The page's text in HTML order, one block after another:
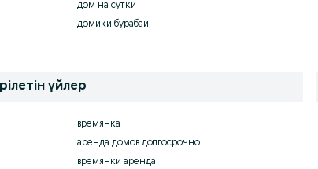
дом на сутки
домики бурабай
үйлер
времянка
аренда домов долгосрочно
времянки аренда